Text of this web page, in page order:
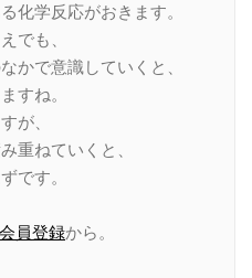
化学反応がおきます。
でも、
かで意識していくと、
すね。
が、
重ねていくと、
です。
会員登録から。